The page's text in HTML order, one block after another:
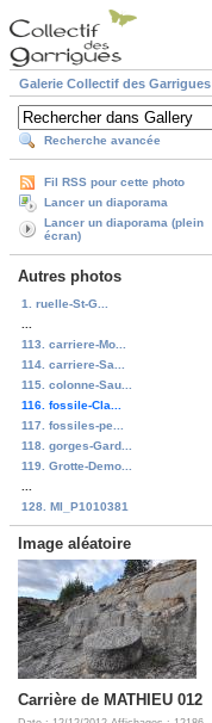
Galerie Collectif des Garrigues
Recherche avancée
Fil RSS pour cette photo
Lancer un diaporama
Lancer un diaporama (plein
écran)
Autres photos
1. ruelle-St-G...
113. carriere-Mo...
114. carriere-Sa...
115. colonne-Sau...
116. fossile-Cla...
117. fossiles-pe...
118. gorges-Gard...
119. Grotte-Demo...
128. MI_P1010381
Image aléatoire
Carrière de MATHIEU 012